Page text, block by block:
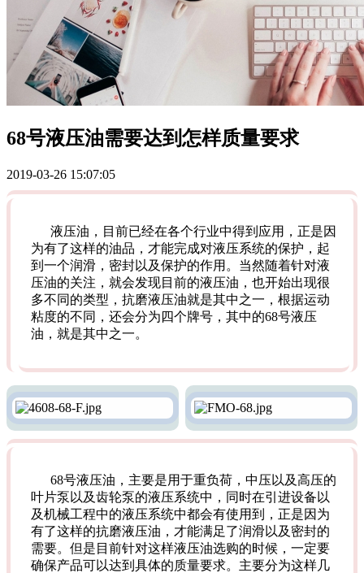
68号液压油需要达到怎样质量要求
2019-03-26 15:07:05
液压油，目前已经在各个行业中得到应用，正是因
为有了这样的油品，才能完成对液压系统的保护，起
到一个润滑，密封以及保护的作用。当然随着针对液
压油的关注，就会发现目前的液压油，也开始出现很
多不同的类型，抗磨液压油就是其中之一，根据运动
粘度的不同，还会分为四个牌号，其中的68号液压
油，就是其中之一。
68号液压油，主要是用于重负荷，中压以及高压的
叶片泵以及齿轮泵的液压系统中，同时在引进设备以
及机械工程中的液压系统中都会有使用到，正是因为
有了这样的抗磨液压油，才能满足了润滑以及密封的
需要。但是目前针对这样液压油选购的时候，一定要
确保产品可以达到具体的质量要求。主要分为这样几